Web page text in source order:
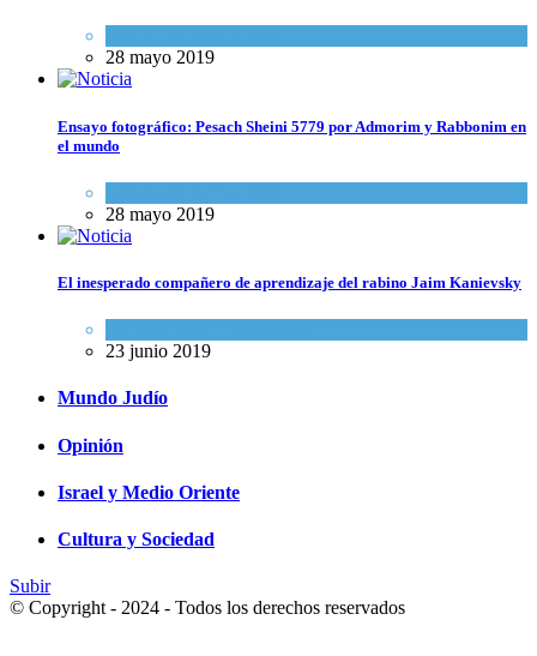
28 mayo 2019
Ensayo fotográfico: Pesach Sheini 5779 por Admorim y Rabbonim en
el mundo
28 mayo 2019
El inesperado compañero de aprendizaje del rabino Jaim Kanievsky
23 junio 2019
Mundo Judío
Opinión
Israel y Medio Oriente
Cultura y Sociedad
Subir
© Copyright - 2024 - Todos los derechos reservados